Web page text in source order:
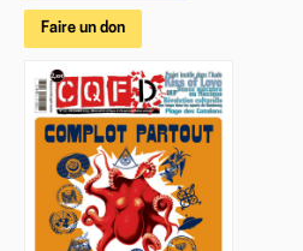
Faire un don